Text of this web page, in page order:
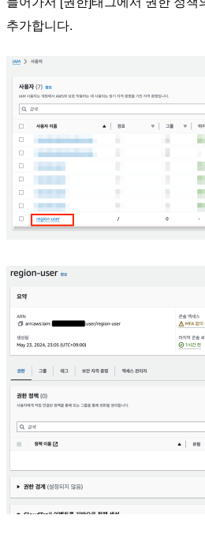
추가합니다.